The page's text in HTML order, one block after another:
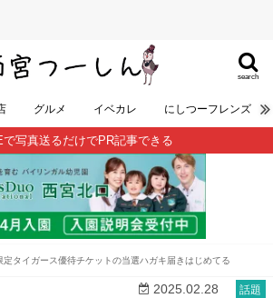
search
グルメ イベカレ にしつーフレンズ
で写真送るだけでPR記事できる
定タイガース優待チケットの当選ハガキ届きはじめてる
話題
2025.02.28